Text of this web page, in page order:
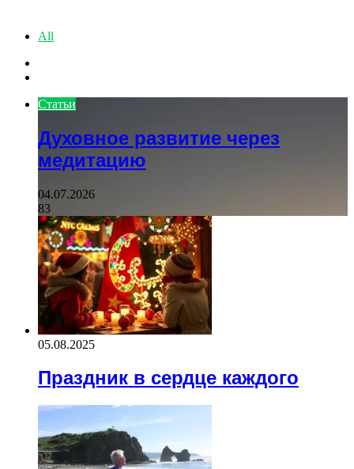
All
Статьи
Духовное развитие через
медитацию
04.07.2026
83
05.08.2025
Праздник в сердце каждого